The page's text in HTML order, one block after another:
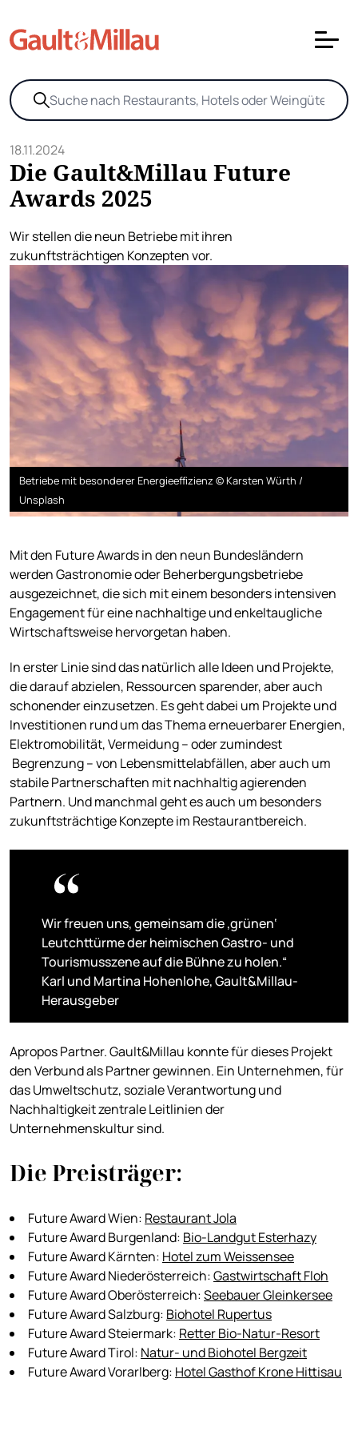
18.11.2024
Die Gault&Millau Future
Awards 2025
Wir stellen die neun Betriebe mit ihren
zukunftsträchtigen Konzepten vor.
Betriebe mit besonderer Energieeffizienz © Karsten Würth /
Unsplash
Mit den Future Awards in den neun Bundesländern
werden Gastronomie oder Beherbergungsbetriebe
ausgezeichnet, die sich mit einem besonders intensiven
Engagement für eine nachhaltige und enkeltaugliche
Wirtschaftsweise hervorgetan haben.
In erster Linie sind das natürlich alle Ideen und Projekte,
die darauf abzielen, Ressourcen sparender, aber auch
schonender einzusetzen. Es geht dabei um Projekte und
Investitionen rund um das Thema erneuerbarer Energien,
Elektromobilität, Vermeidung – oder zumindest
Begrenzung – von Lebensmittelabfällen, aber auch um
stabile Partnerschaften mit nachhaltig agierenden
Partnern. Und manchmal geht es auch um besonders
zukunftsträchtige Konzepte im Restaurantbereich.
Wir freuen uns, gemeinsam die ‚grünen‘
Leutchttürme der heimischen Gastro- und
Tourismusszene auf die Bühne zu holen.“
Karl und Martina Hohenlohe, Gault&Millau-
Herausgeber
Apropos Partner. Gault&Millau konnte für dieses Projekt
den Verbund als Partner gewinnen. Ein Unternehmen, für
das Umweltschutz, soziale Verantwortung und
Nachhaltigkeit zentrale Leitlinien der
Unternehmenskultur sind.
Die Preisträger:
Future Award Wien: Restaurant Jola
Future Award Burgenland: Bio-Landgut Esterhazy
Future Award Kärnten: Hotel zum Weissensee
Future Award Niederösterreich:Gastwirtschaft Floh
Future Award Oberösterreich:Seebauer Gleinkersee
Future Award Salzburg: Biohotel Rupertus
Future Award Steiermark: Retter Bio-Natur-Resort
Future Award Tirol: Natur- und Biohotel Bergzeit
Future Award Vorarlberg: Hotel Gasthof Krone Hittisau